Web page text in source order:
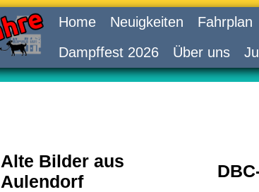
Home Neuigkeiten Fahrplan
Dampffest 2026
Über uns
Alte Bilder aus
Aulendorf